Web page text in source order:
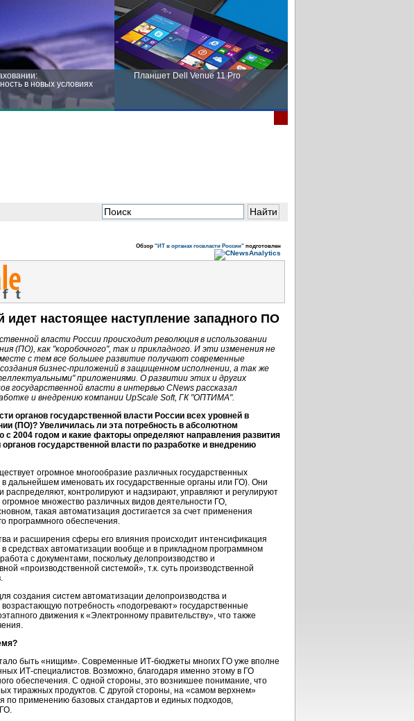
в новых условиях
Планшет Dell Venue 11 Pro
Обзор "ИТ в органах госвласти России" подготовлен
настоящее наступление западного ПО
власти России происходит революция в использовании
(ПО), как "коробочного", так и прикладного. И эти изменения не
с тем все большее развитие получают современные
бизнес-приложений в защищенном исполнении, а так же
приложениями. О развитии этих и других
государственной власти в интервью CNews рассказал
и внедрению компании UpScale Soft, ГК "ОПТИМА".
органов государственной власти России всех уровней в
(ПО)? Увеличилась ли эта потребность в абсолютном
с 2004 годом и какие факторы определяют направления развития
государственной власти по разработке и внедрению
огромное многообразие различных государственных
дальнейшем именовать их государственные органы или ГО). Они
распределяют, контролируют и надзирают, управляют и регулируют
множество различных видов деятельности ГО,
такая автоматизация достигается за счет применения
программного обеспечения.
и расширения сферы его влияния происходит интенсификация
средствах автоматизации вообще и в прикладном программном
с документами, поскольку делопроизводство и
«производственной системой», т.к. суть производственной
создания систем автоматизации делопроизводства и
потребность «подогревают» государственные
движения к «Электронному правительству», что также
быть «нищим». Современные ИТ-бюджеты многих ГО уже вполне
ИТ-специалистов. Возможно, благодаря именно этому в ГО
обеспечения. С одной стороны, это возникшее понимание, что
тиражных продуктов. С другой стороны, на «самом верхнем»
по применению базовых стандартов и единых подходов,